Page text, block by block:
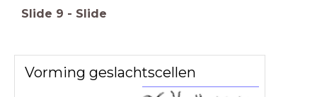
Slide 9 - Slide
Vorming geslachtscellen